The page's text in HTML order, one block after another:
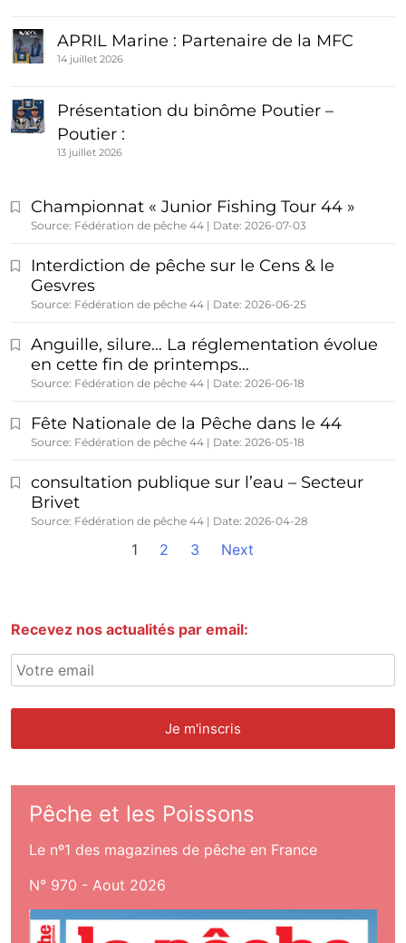
APRIL Marine : Partenaire de la MFC
14 juillet 2026
Présentation du binôme Poutier –
Poutier :
13 juillet 2026
Championnat « Junior Fishing Tour 44 »
Source: Fédération de pêche 44 Date: 2026-07-03
Interdiction de pêche sur le Cens & le
Gesvres
Source: Fédération de pêche 44 Date: 2026-06-25
Anguille, silure… La réglementation évolue
en cette fin de printemps…
Source: Fédération de pêche 44 Date: 2026-06-18
Fête Nationale de la Pêche dans le 44
Source: Fédération de pêche 44 Date: 2026-05-18
consultation publique sur l’eau – Secteur
Brivet
Source: Fédération de pêche 44 Date: 2026-04-28
1 2 3 Next
Recevez nos actualités par email:
Pêche et les Poissons
Le nº1 des magazines de pêche en France
N° 970 - Aout 2026